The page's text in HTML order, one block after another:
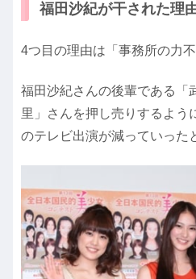
福田沙紀が干された理
4つ目の理由は「事務所の力不
福田沙紀さんの後輩である「
里」さんを押し売りするよう
のテレビ出演が減っていった